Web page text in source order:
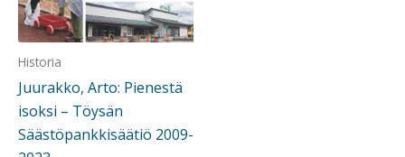
Historia
Juurakko, Arto: Pienestä
isoksi – Töysän
Säästöpankkisäätiö 2009-